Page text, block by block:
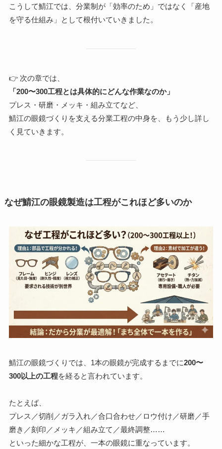
こうして鯖江では、分業制が「効率のため」ではなく「産地
を守る仕組み」として根付いていきました。
👉 次の章では、
「200〜300工程とは具体的にどんな作業なのか」
プレス・研磨・メッキ・組み立てなど、
鯖江の眼鏡づくりを支える分業工程の中身を、もう少し詳し
く見ていきます。
なぜ鯖江の眼鏡製造は工程がこれほど多いのか
鯖江の眼鏡づくりでは、1本の眼鏡が完成するまでに200〜
300以上の工程を経ると言われています。
たとえば、
プレス／切削／ガラ入れ／合口合わせ／ロウ付け／研磨／手
磨き／刻印／メッキ／組み立て／最終調整……
といった細かな工程が、一本の眼鏡に重なっています。